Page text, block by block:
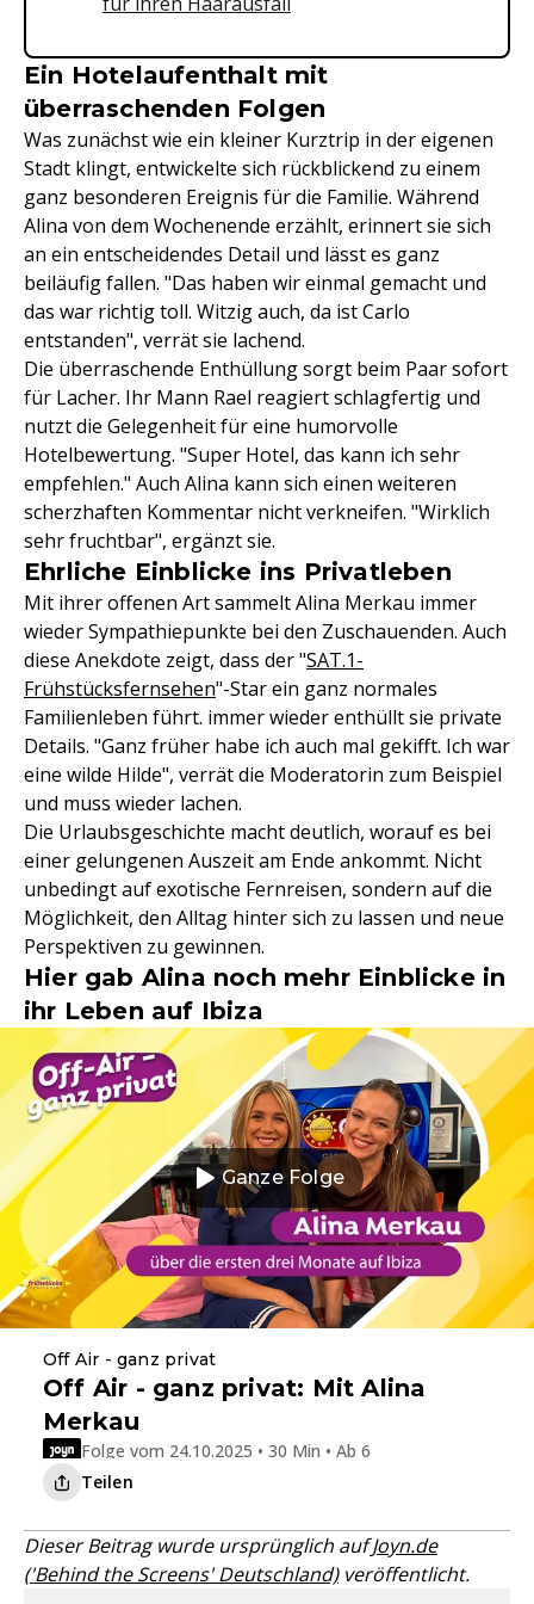
Ein Hotelaufenthalt mit
überraschenden Folgen
Was zunächst wie ein kleiner Kurztrip in der eigenen
Stadt klingt, entwickelte sich rückblickend zu einem
ganz besonderen Ereignis für die Familie. Während
Alina von dem Wochenende erzählt, erinnert sie sich
an ein entscheidendes Detail und lässt es ganz
beiläufig fallen. "Das haben wir einmal gemacht und
das war richtig toll. Witzig auch, da ist Carlo
entstanden", verrät sie lachend.
Die überraschende Enthüllung sorgt beim Paar sofort
für Lacher. Ihr Mann Rael reagiert schlagfertig und
nutzt die Gelegenheit für eine humorvolle
Hotelbewertung. "Super Hotel, das kann ich sehr
empfehlen." Auch Alina kann sich einen weiteren
scherzhaften Kommentar nicht verkneifen. "Wirklich
sehr fruchtbar", ergänzt sie.
Ehrliche Einblicke ins Privatleben
Mit ihrer offenen Art sammelt Alina Merkau immer
wieder Sympathiepunkte bei den Zuschauenden. Auch
diese Anekdote zeigt, dass der "SAT.1-
Frühstücksfernsehen"-Star ein ganz normales
Familienleben führt. immer wieder enthüllt sie private
Details. "Ganz früher habe ich auch mal gekifft. Ich war
eine wilde Hilde", verrät die Moderatorin zum Beispiel
und muss wieder lachen.
Die Urlaubsgeschichte macht deutlich, worauf es bei
einer gelungenen Auszeit am Ende ankommt. Nicht
unbedingt auf exotische Fernreisen, sondern auf die
Möglichkeit, den Alltag hinter sich zu lassen und neue
Perspektiven zu gewinnen.
Hier gab Alina noch mehr Einblicke in
ihr Leben auf Ibiza
Ganze Folge
Off Air - ganz privat
Off Air - ganz privat: Mit Alina
Merkau
Folge vom 24.10.2025 • 30 Min • Ab 6
Teilen
Dieser Beitrag wurde ursprünglich aufJoyn.de
('Behind the Screens' Deutschland)veröffentlicht.